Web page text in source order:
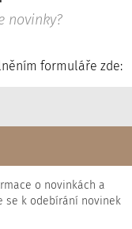
novinky?
formuláře zde:
o novinkách a
se k odebírání novinek